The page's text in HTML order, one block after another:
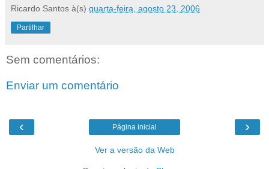
Ricardo Santos à(s) quarta-feira, agosto 23, 2006
Partilhar
Sem comentários:
Enviar um comentário
‹ ›
Página inicial
Ver a versão da Web